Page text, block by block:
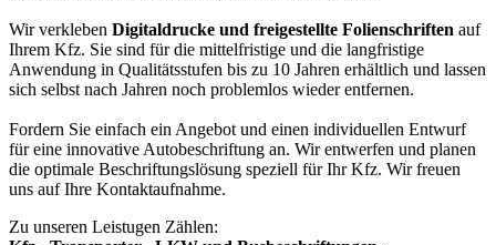
Wir verkleben Digitaldrucke und freigestellte Folienschriften auf
Ihrem Kfz. Sie sind für die mittelfristige und die langfristige
Anwendung in Qualitätsstufen bis zu 10 Jahren erhältlich und lassen
sich selbst nach Jahren noch problemlos wieder entfernen.
Fordern Sie einfach ein Angebot und einen individuellen Entwurf
für eine innovative Autobeschriftung an. Wir entwerfen und planen
die optimale Beschriftungslösung speziell für Ihr Kfz. Wir freuen
uns auf Ihre Kontaktaufnahme.
Zu unseren Leistugen Zählen: